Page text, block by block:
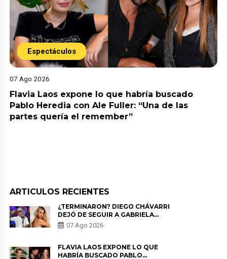
Espectáculos
07 Ago 2026
Flavia Laos expone lo que habría buscado
Pablo Heredia con Ale Fuller: “Una de las
partes quería el remember”
ARTICULOS RECIENTES
¿TERMINARON? DIEGO CHÁVARRI
DEJÓ DE SEGUIR A GABRIELA
HERRERA Y ANUNCIA SU SALIDA
DE PÓDCAST
07 Ago 2026
FLAVIA LAOS EXPONE LO QUE
HABRÍA BUSCADO PABLO